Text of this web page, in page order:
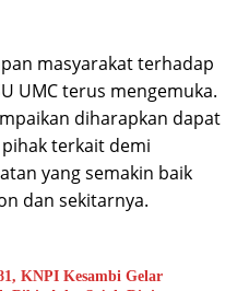
masyarakat terhadap
UMC terus mengemuka.
diharapkan dapat
terkait demi
yang semakin baik
dan sekitarnya.
KNPI Kesambi Gelar